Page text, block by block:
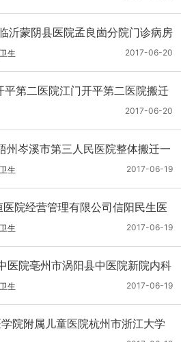
沂蒙阴县医院孟良崮分院门诊病房
2017-06-20
生
第二医院江门开平第二医院搬迁
2017-06-20
州岑溪市第三人民医院整体搬迁一
）
2017-06-19
生
院经营管理有限公司信阳民生医
2017-06-19
生
医院亳州市涡阳县中医院新院内科
2017-06-19
生
院附属儿童医院杭州市浙江大学